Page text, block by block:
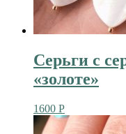
Серьги с
«золоте»
1600 Р